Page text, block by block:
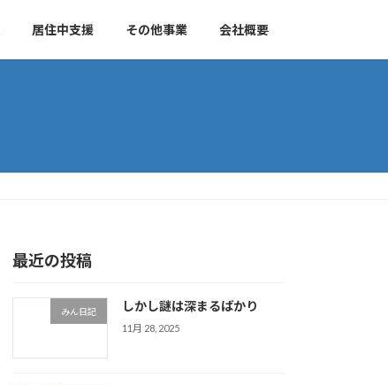
居住中支援 その他事業 会社概要
最近の投稿
みん日記 しかし謎は深まるばかり
11月 28, 2025